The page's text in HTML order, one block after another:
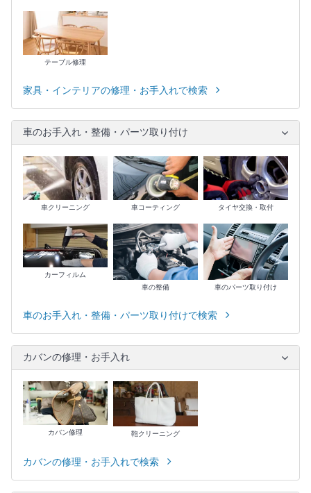
テーブル修理
家具・インテリアの修理・お手入れで検索
車のお手入れ・整備・パーツ取り付け
車クリーニング 車コーティング タイヤ交換・取付
カーフィルム
車の整備
車のパーツ取り付け
車のお手入れ・整備・パーツ取り付けで検索
カバンの修理・お手入れ
カバン修理 鞄クリーニング
カバンの修理・お手入れで検索